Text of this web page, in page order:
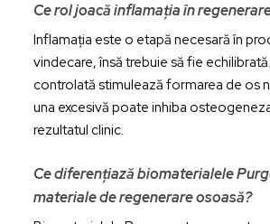
Ce rol joacă inflamația în
Inflamația este o etapă necesară în
vindecare, însă trebuie să fie
controlată stimulează formarea de os
una excesivă poate inhiba
rezultatul clinic.
Ce diferențiază biomaterialele
materiale de regenerare osoasă?